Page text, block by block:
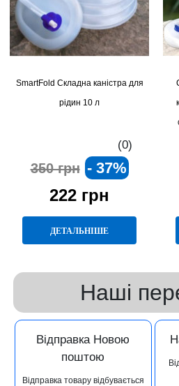
SmartFold Складна каністра для
рідин 10 л
(0)
350 грн - 37%
222 грн
ДЕТАЛЬНІШЕ
Наші
Відправка Новою
поштою
Відправка товару відбувається